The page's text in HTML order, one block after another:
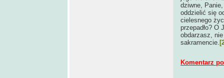
dziwne,
oddzielić się
cielesnego
przepadło? O
obdarzasz,
sakramencie.
Komentarz